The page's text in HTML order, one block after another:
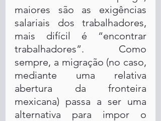
maiores são as exigências
salariais dos trabalhadores,
mais difícil é “encontrar
trabalhadores”. Como
sempre, a migração (no caso,
mediante uma relativa
abertura da fronteira
mexicana) passa a ser uma
alternativa para impor o